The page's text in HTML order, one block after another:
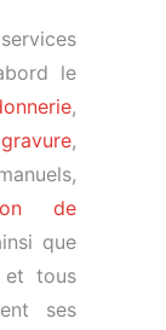
le
,
,
de
que
et tous
ses